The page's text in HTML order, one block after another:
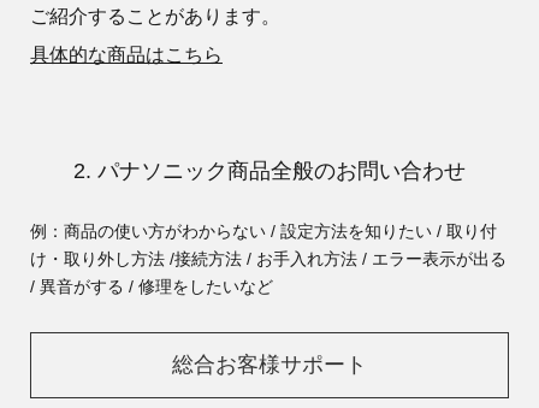
ご紹介することがあります。
具体的な商品はこちら
2. パナソニック商品全般のお問い合わせ
例：商品の使い方がわからない / 設定方法を知りたい / 取り付
け・取り外し方法 /接続方法 / お手入れ方法 / エラー表示が出る
/ 異音がする / 修理をしたいなど
総合お客様サポート